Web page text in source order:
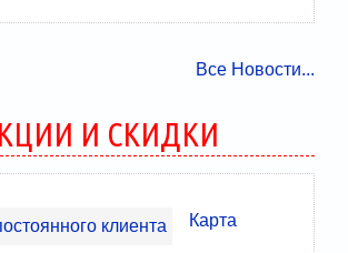
Все Новости...
И СКИДКИ
Карта